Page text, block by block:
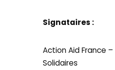
Signataires :
Action Aid France –
Solidaires